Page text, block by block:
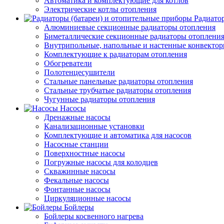
Электрические котлы отопления
Алюминиевые секционные радиаторы отопления
Биметаллические секционные радиаторы отопления
Внутрипольные, напольные и настенные
Комплектующие к радиаторам отопления
Обогреватели
Полотенцесушители
Стальные панельные радиаторы отопления
Стальные трубчатые радиаторы отопления
Чугунные радиаторы отопления
Насосы
Дренажные насосы
Канализационные установки
Комплектующие и автоматика для насосов
Насосные станции
Поверхностные насосы
Погружные насосы для колодцев
Скважинные насосы
Фекальные насосы
Фонтанные насосы
Циркуляционные насосы
Бойлеры
Бойлеры косвенного нагрева